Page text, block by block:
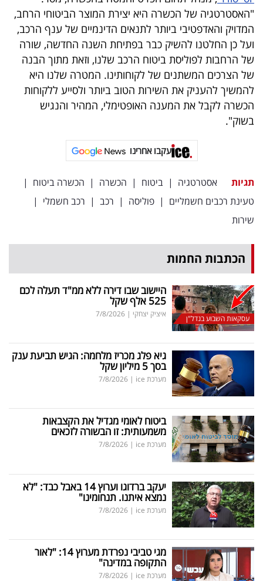
פרסמו
באייס
עקבו
אחרינו:
"האסטרטגיה של הכשרה היא יצירת המוצר הביטוחי הרחב,
המדויק והאדפטיבי ביותר לתנאים הדינמיים של ענף הרכב,
ועל כן החלטנו להשיק כבר בפתיחת השנה החדשה, שורה
של הרחבות לפוליסת ביטוח הרכב שלנו, וזאת מתוך הבנה
של הצרכים המשתנים של לקוחותינו. המטרה שלנו היא
להמשיך להעניק את השירות הטוב ביותר ולסייע ללקוחות
הכשרה לקבל את המענה האופטימלי, המהיר והנגיש
בשוק".
עקבו אחרינו
תגיות אסטרטגיה | ביטוח | הכשרה | הכשרה ביטוח |
טעינת רכבים חשמליים | פוליסה | רכב | רכב חשמלי |
שירות
הכתבות החמות
עסקאות השבוע בנדל"ן
היישוב שבו דירה ללא ממ"ד תעלה לכם
525 אלף שקל
איציק יצחקי |
7/8/2026
גיא פלג מכריז מלחמה: הגיש תביעת ענק
בסך 5 מיליון שקל
מערכת ice |
7/8/2026
ביטוח לאומי מגדיל את הקצבאות
משמעותית: זו הבשורה לזכאים
מערכת ice |
7/8/2026
יעקב ברדוגו וערוץ 14 באבל כבד: "לא
נמצא איתנו. תנחומינו"
מערכת ice |
7/8/2026
מגי טביבי נפרדת מערוץ 14: "לאור
התקופה במדינה"
מערכת ice |
7/8/2026